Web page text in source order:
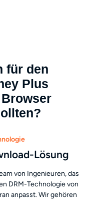
für den
Plus
Lösung
von Ingenieuren, das
DRM-Technologie von
anpasst. Wir gehören